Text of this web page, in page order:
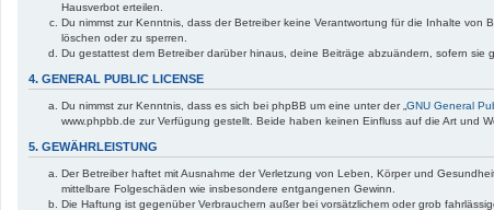
Hausverbot erteilen.
Du nimmst zur Kenntnis, dass der Betreiber keine Verantwortung für die Inhalte
löschen oder zu sperren.
Du gestattest dem Betreiber darüber hinaus, deine Beiträge abzuändern, sofern
4. GENERAL PUBLIC LICENSE
Du nimmst zur Kenntnis, dass es sich bei phpBB um eine unter der „ GNU General
www.phpbb.de zur Verfügung gestellt. Beide haben keinen Einfluss auf die Art und
5. GEWÄHRLEISTUNG
Der Betreiber haftet mit Ausnahme der Verletzung von Leben, Körper und
mittelbare Folgeschäden wie insbesondere entgangenen Gewinn.
Die Haftung ist gegenüber Verbrauchern außer bei vorsätzlichem oder grob